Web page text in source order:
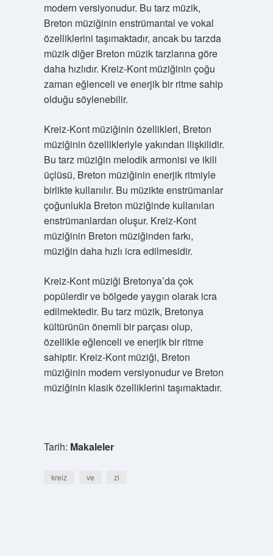
modern versiyonudur. Bu tarz müzik,
Breton müziğinin enstrümantal ve vokal
özelliklerini taşımaktadır, ancak bu tarzda
müzik diğer Breton müzik tarzlarına göre
daha hızlıdır. Kreiz-Kont müziğinin çoğu
zaman eğlenceli ve enerjik bir ritme sahip
olduğu söylenebilir.
Kreiz-Kont müziğinin özellikleri, Breton
müziğinin özellikleriyle yakından ilişkilidir.
Bu tarz müziğin melodik armonisi ve ikili
üçlüsü, Breton müziğinin enerjik ritmiyle
birlikte kullanılır. Bu müzikte enstrümanlar
çoğunlukla Breton müziğinde kullanılan
enstrümanlardan oluşur. Kreiz-Kont
müziğinin Breton müziğinden farkı,
müziğin daha hızlı icra edilmesidir.
Kreiz-Kont müziği Bretonya’da çok
popülerdir ve bölgede yaygın olarak icra
edilmektedir. Bu tarz müzik, Bretonya
kültürünün önemli bir parçası olup,
özellikle eğlenceli ve enerjik bir ritme
sahiptir. Kreiz-Kont müziği, Breton
müziğinin modern versiyonudur ve Breton
müziğinin klasik özelliklerini taşımaktadır.
Tarih: Makaleler
kreiz ve zi